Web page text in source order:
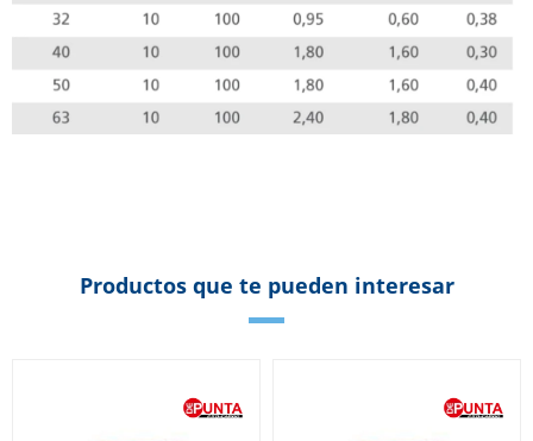
Productos que te pueden interesar